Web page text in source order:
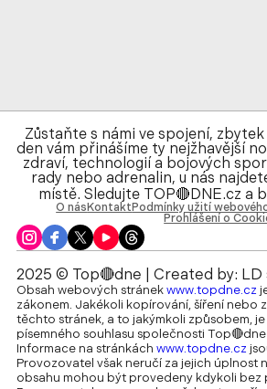
Zůstaňte s námi ve spojení,
den vám přinášíme ty nejžhavější
zdraví, technologií a bojových
rady nebo adrenalin, u nás
místě. Sledujte TOP🔴DNE.cz a
O nás Kontakt Podmínky užití
Prohlášení o
2025 © Top🔴dne | Created by: LD
Obsah webových stránek www.topdne.cz
zákonem. Jakékoli kopírování, šíření nebo
těchto stránek, a to jakýmkoli způsobem,
písemného souhlasu společnosti
Informace na stránkách www.topdne.cz
Provozovatel však neručí za jejich úplnost
obsahu mohou být provedeny kdykoli